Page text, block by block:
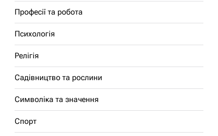
Професії та робота
Психологія
Релігія
Садівництво та рослини
Символіка та значення
Спорт